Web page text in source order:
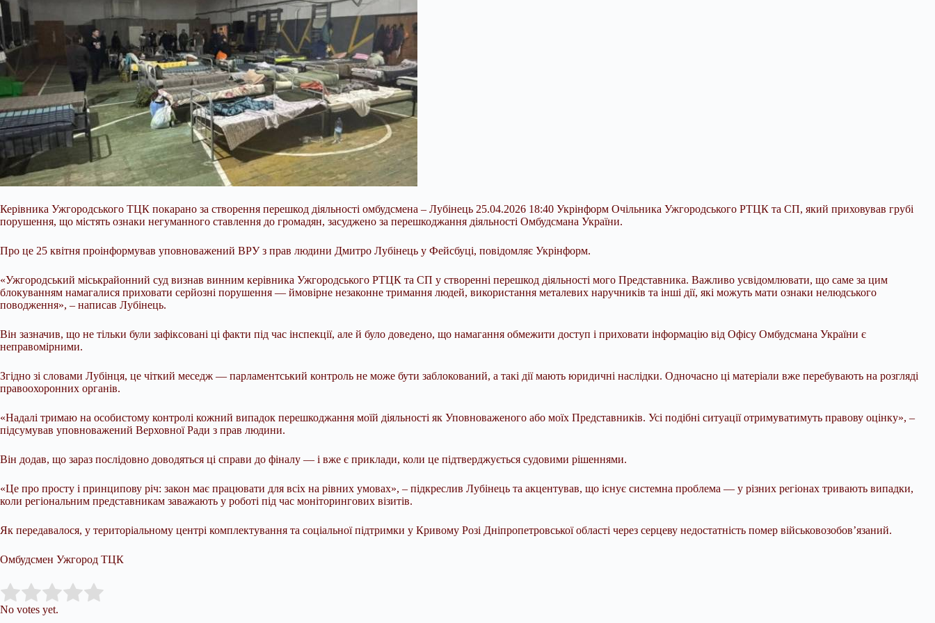
Керівника Ужгородського ТЦК покарано за створення перешкод діяльності омбудсмена – Лубінець 25.04.2026 18:40 Укрінформ Очільника Ужгородського РТЦК та СП, який приховував грубі
порушення, що містять ознаки негуманного ставлення до громадян, засуджено за перешкоджання діяльності Омбудсмана України.
Про це 25 квітня проінформував уповноважений ВРУ з прав людини Дмитро Лубінець у Фейсбуці, повідомляє Укрінформ.
«Ужгородський міськрайонний суд визнав винним керівника Ужгородського РТЦК та СП у створенні перешкод діяльності мого Представника. Важливо усвідомлювати, що саме за цим
блокуванням намагалися приховати серйозні порушення — ймовірне незаконне тримання людей, використання металевих наручників та інші дії, які можуть мати ознаки нелюдського
поводження», – написав Лубінець.
Він зазначив, що не тільки були зафіксовані ці факти під час інспекції, але й було доведено, що намагання обмежити доступ і приховати інформацію від Офісу Омбудсмана України є
неправомірними.
Згідно зі словами Лубінця, це чіткий меседж — парламентський контроль не може бути заблокований, а такі дії мають юридичні наслідки. Одночасно ці матеріали вже перебувають на розгляді
правоохоронних органів.
«Надалі тримаю на особистому контролі кожний випадок перешкоджання моїй діяльності як Уповноваженого або моїх Представників. Усі подібні ситуації отримуватимуть правову оцінку», –
підсумував уповноважений Верховної Ради з прав людини.
Він додав, що зараз послідовно доводяться ці справи до фіналу — і вже є приклади, коли це підтверджується судовими рішеннями.
«Це про просту і принципову річ: закон має працювати для всіх на рівних умовах», – підкреслив Лубінець та акцентував, що існує системна проблема — у різних регіонах тривають випадки,
коли регіональним представникам заважають у роботі під час моніторингових візитів.
Як передавалося, у територіальному центрі комплектування та соціальної підтримки у Кривому Розі Дніпропетровської області через серцеву недостатність помер військовозобов’язаний.
Омбудсмен Ужгород ТЦК
Rate this item:
No votes yet.